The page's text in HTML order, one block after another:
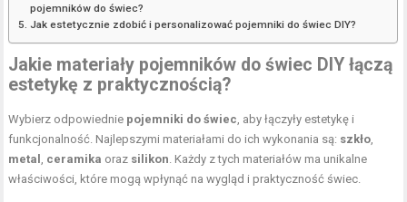
pojemników do świec?
Jak estetycznie zdobić i personalizować pojemniki do świec DIY?
Jakie materiały pojemników do świec DIY łączą
estetykę z praktycznością?
Wybierz odpowiednie pojemniki do świec , aby łączyły estetykę i
funkcjonalność. Najlepszymi materiałami do ich wykonania są: szkło
metal
ceramika oraz silikon . Każdy z tych materiałów ma unikalne
właściwości, które mogą wpłynąć na wygląd i praktyczność świec.